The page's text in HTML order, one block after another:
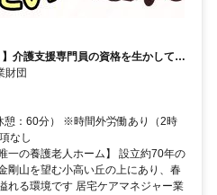
介護支援専門員の資格を生かして働
財団
憩：60分） ※時間外労働あり（2時
なし
一の養護老人ホーム】 設立約70年の
剛山を望む小高い丘の上にあり、春
れる環境です 居宅ケアマネジャー業